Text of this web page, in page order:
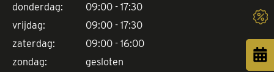
donderdag:
09:00 - 17:30
vrijdag:
09:00 - 17:30
zaterdag:
09:00 - 16:00
zondag:
gesloten